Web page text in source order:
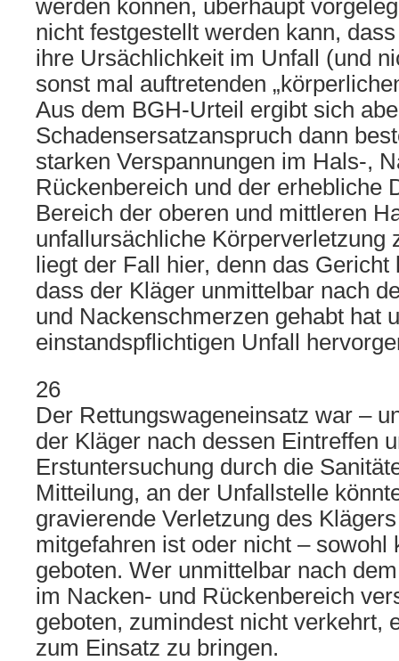
werden können, überhaupt
nicht festgestellt werden kann,
ihre Ursächlichkeit im Unfall (und
sonst mal auftretenden
Aus dem BGH-Urteil ergibt sich
Schadensersatzanspruch dann
starken Verspannungen im Hals-,
Rückenbereich und der erhebliche
Bereich der oberen und mittleren
unfallursächliche Körperverletzung
liegt der Fall hier, denn das
dass der Kläger unmittelbar nach
und Nackenschmerzen gehabt hat
einstandspflichtigen Unfall
26
Der Rettungswageneinsatz war –
der Kläger nach dessen Eintreffen
Erstuntersuchung durch die
Mitteilung, an der Unfallstelle
gravierende Verletzung des
mitgefahren ist oder nicht – sowohl
geboten. Wer unmittelbar nach
im Nacken- und Rückenbereich
geboten, zumindest nicht verkehrt,
zum Einsatz zu bringen.